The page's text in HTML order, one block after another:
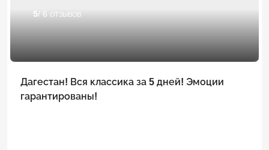
5/ 6 отзывов
Дагестан! Вся классика за 5 дней! Эмоции
гарантированы!